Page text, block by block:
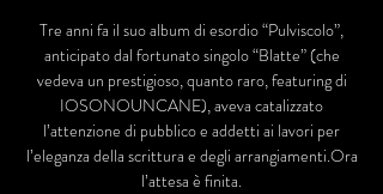
Tre anni fa il suo album di esordio “Pulviscolo”,
anticipato dal fortunato singolo “Blatte” (che
vedeva un prestigioso, quanto raro, featuring di
IOSONOUNCANE), aveva catalizzato
l’attenzione di pubblico e addetti ai lavori per
l’eleganza della scrittura e degli arrangiamenti.Ora
l’attesa è finita.